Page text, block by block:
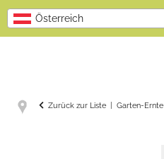
Österreich
Zurück zur Liste Garten-Ernte